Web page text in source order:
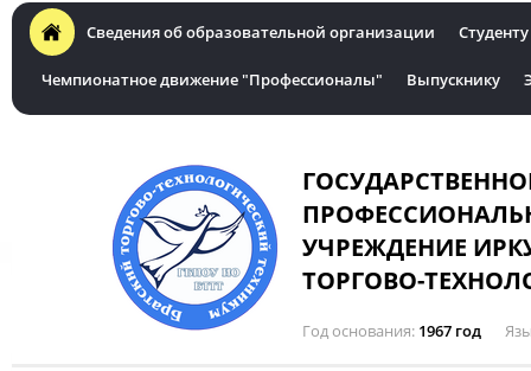
Сведения об образовательной организации Студенту
Чемпионатное движение "Профессионалы" Выпускнику
УЧРЕЖДЕНИЕ
ТОРГОВО-
Год основания 1967 год